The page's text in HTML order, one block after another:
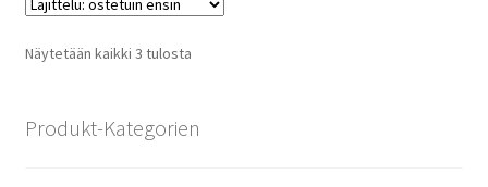
Näytetään kaikki 3 tulostaSuosituimmat
Produkt-Kategorien